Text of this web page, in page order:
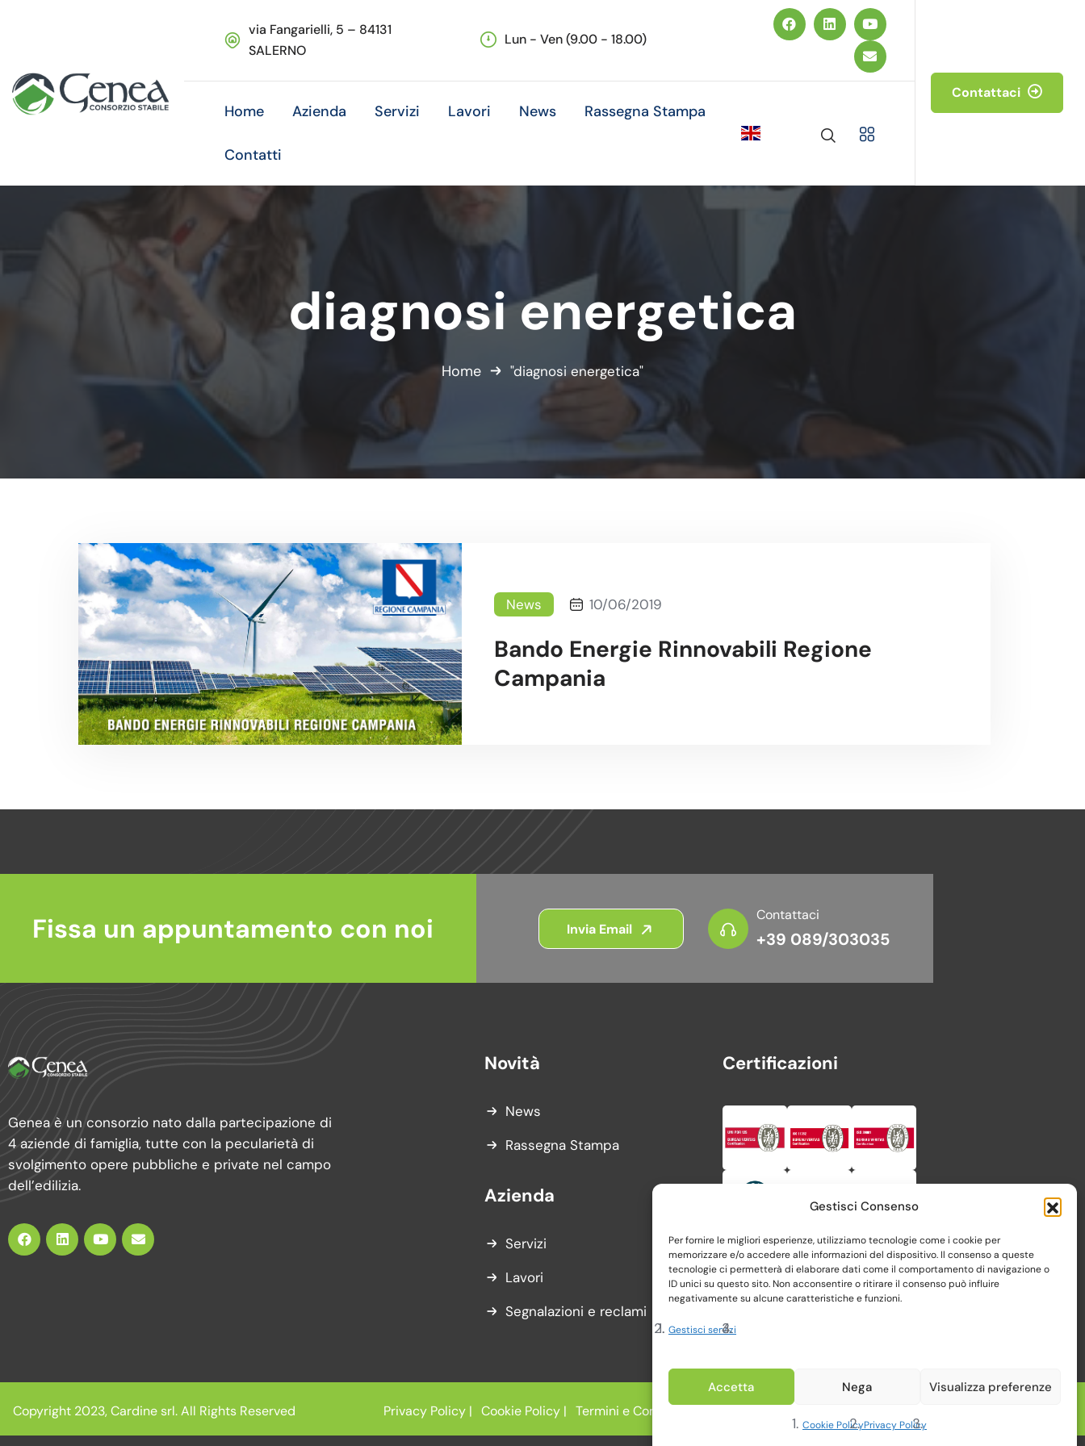
Gestisci Consenso
Per fornire le migliori esperienze, utilizziamo tecnologie come i cookie per
memorizzare e/o accedere alle informazioni del dispositivo. Il consenso a queste
tecnologie ci permetterà di elaborare dati come il comportamento di navigazione o
ID unici su questo sito. Non acconsentire o ritirare il consenso può influire
negativamente su alcune caratteristiche e funzioni.
Gestisci servizi
Accetta Nega Visualizza preferenze
Cookie PolicyPrivacy Policy
via Fangarielli, 5 – 84131
SALERNO
Lun - Ven (9.00 - 18.00)
Home Azienda Servizi Lavori News Rassegna Stampa
Contatti
Contattaci
diagnosi energetica
Home "diagnosi energetica"
News 10/06/2019
Bando Energie Rinnovabili Regione
Campania
Fissa un appuntamento con noi Invia Email
Contattaci
+39 089/303035
Genea è un consorzio nato dalla partecipazione di
4 aziende di famiglia, tutte con la pecularietà di
svolgimento opere pubbliche e private nel campo
dell’edilizia.
Novità
News
Rassegna Stampa
Azienda
Servizi
Lavori
Segnalazioni e reclami
Certificazioni
Copyright 2023, Cardine srl. All Rights Reserved Privacy Policy | Cookie Policy | Termini e Condizioni